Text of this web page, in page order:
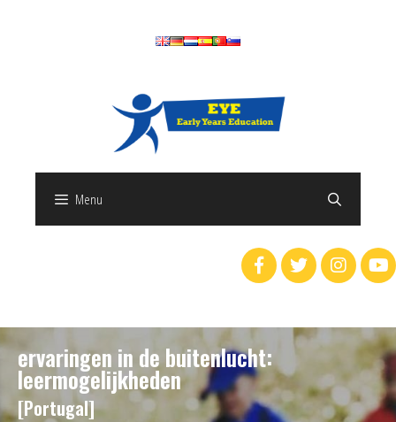
Menu
ervaringen in de buitenlucht:
leermogelijkheden
[Portugal]